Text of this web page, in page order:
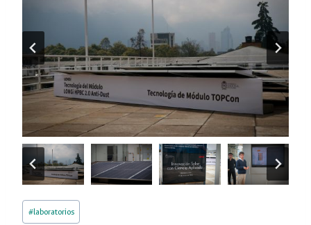
Post
Tags:
#laboratorios